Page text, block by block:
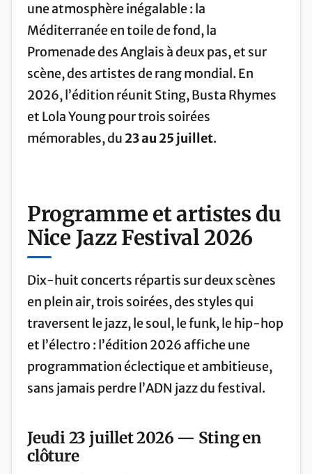
une atmosphère inégalable : la
Méditerranée en toile de fond, la
Promenade des Anglais à deux pas, et sur
scène, des artistes de rang mondial. En
2026, l’édition réunit Sting, Busta Rhymes
et Lola Young pour trois soirées
mémorables, du 23 au 25 juillet.
Programme et artistes du
Nice Jazz Festival 2026
Dix-huit concerts répartis sur deux scènes
en plein air, trois soirées, des styles qui
traversent le jazz, le soul, le funk, le hip-hop
et l’électro : l’édition 2026 affiche une
programmation éclectique et ambitieuse,
sans jamais perdre l’ADN jazz du festival.
Jeudi 23 juillet 2026 — Sting en
clôture